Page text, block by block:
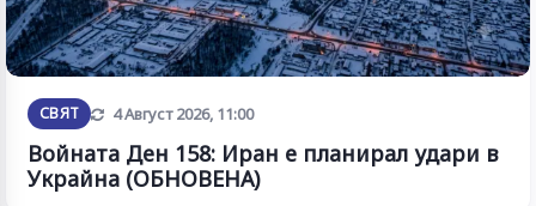
СВЯТ Обновена
4 Август 2026, 11:00
Войната Ден 158: Иран е планирал удари в
Украйна (ОБНОВЕНА)